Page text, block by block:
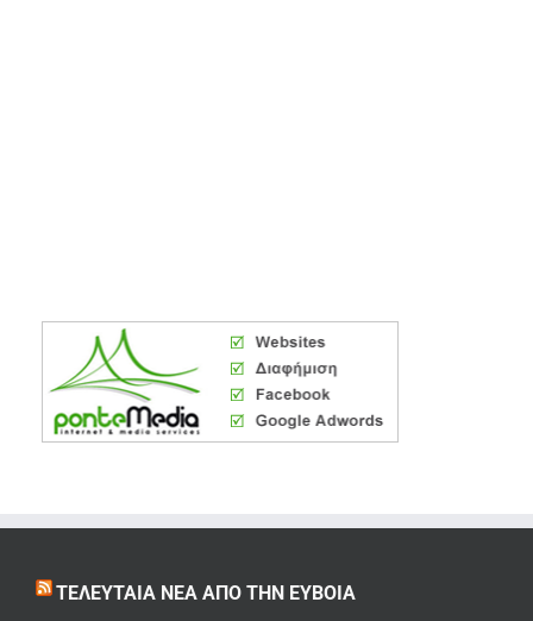
ΤΕΛΕΥΤΑΊΑ ΝΈΑ ΑΠΌ ΤΗΝ ΕΎΒΟΙΑ